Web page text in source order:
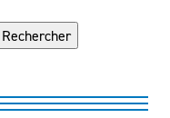
Rechercher